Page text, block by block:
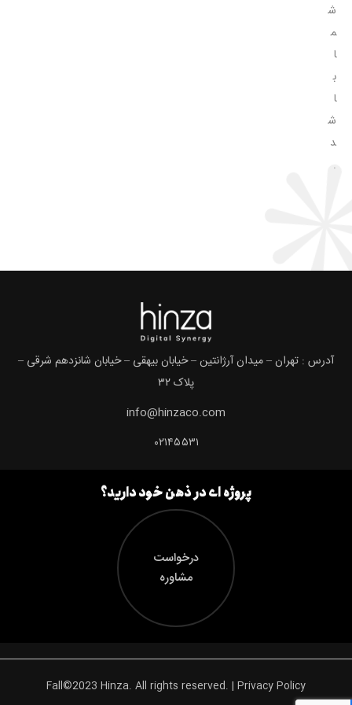
ش
م
ا
ب
ا
ش
د
.
آدرس : تهران – میدان آرژانتین – خیابان بیهقی – خیابان شانزدهم شرقی –
پلاک ۳۲
info@hinzaco.com
۰۲۱۴۵۵۳۱
پروژه ای در ذهن خود دارید؟
درخواست
مشاوره
Fall©2023 Hinza. All rights reserved. | Privacy Policy